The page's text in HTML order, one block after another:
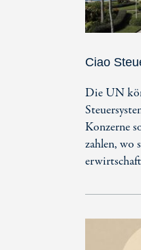
Ciao
Die UN
Konzerne
zahlen, wo